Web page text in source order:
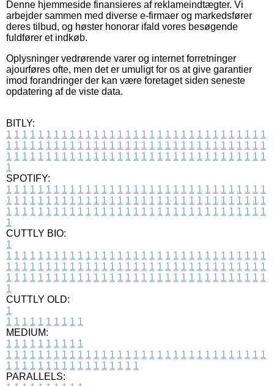
Denne hjemmeside finansieres af reklameindtægter. Vi
arbejder sammen med diverse e-firmaer og markedsfører
deres tilbud, og høster honorar ifald vores besøgende
fuldfører et indkøb.
Oplysninger vedrørende varer og internet forretninger
ajourføres ofte, men det er umuligt for os at give garantier
imod forandringer der kan være foretaget siden seneste
opdatering af de viste data.
BITLY:
1 1 1 1 1 1 1 1 1 1 1 1 1 1 1 1 1 1 1 1 1 1 1 1 1 1 1 1 1 1 1 1 1
1 1 1 1 1 1 1 1 1 1 1 1 1 1 1 1 1 1 1 1 1 1 1 1 1 1 1 1 1 1 1 1 1
1 1 1 1 1 1 1 1 1 1 1 1 1 1 1 1 1 1 1 1 1 1 1 1 1 1 1 1 1 1 1 1 1
1
SPOTIFY:
1 1 1 1 1 1 1 1 1 1 1 1 1 1 1 1 1 1 1 1 1 1 1 1 1 1 1 1 1 1 1 1 1
1 1 1 1 1 1 1 1 1 1 1 1 1 1 1 1 1 1 1 1 1 1 1 1 1 1 1 1 1 1 1 1 1
1 1 1 1 1 1 1 1 1 1 1 1 1 1 1 1 1 1 1 1 1 1 1 1 1 1 1 1 1 1 1 1 1
1
CUTTLY BIO:
1
1 1 1 1 1 1 1 1 1 1 1 1 1 1 1 1 1 1 1 1 1 1 1 1 1 1 1 1 1 1 1 1 1
1 1 1 1 1 1 1 1 1 1 1 1 1 1 1 1 1 1 1 1 1 1 1 1 1 1 1 1 1 1 1 1 1
1 1 1 1 1 1 1 1 1 1 1 1 1 1 1 1 1 1 1 1 1 1 1 1 1 1 1 1 1 1 1 1 1
1
CUTTLY OLD:
1
1 1 1 1 1 1 1 1 1 1
MEDIUM:
1 1 1 1 1 1 1 1 1 1
1 1 1 1 1 1 1 1 1 1 1 1 1 1 1 1 1 1 1 1 1 1 1 1 1 1 1 1 1 1 1 1 1
1 1 1 1 1 1 1 1 1 1 1 1 1 1 1 1 1
PARALLELS: